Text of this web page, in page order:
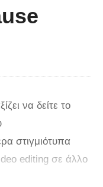
να δείτε το
στιγμιότυπα
editing σε άλλο